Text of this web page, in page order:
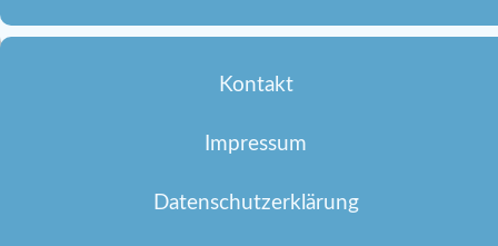
Kontakt
Impressum
Datenschutzerklärung